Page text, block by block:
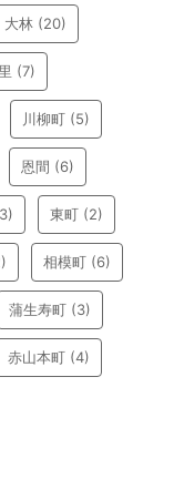
大林 (20)
(7)
川柳町 (5)
恩間 (6)
東町 (2)
相模町 (6)
蒲生寿町 (3)
赤山本町 (4)